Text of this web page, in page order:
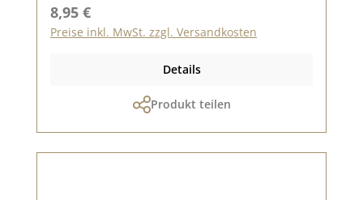
Regulärer Preis:
8,95 €
Preise inkl. MwSt. zzgl. Versandkosten
Details
Produkt teilen